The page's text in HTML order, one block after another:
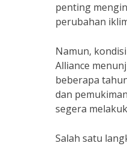
penting
perubahan
Namun,
Alliance
beberapa
dan
segera
Salah satu